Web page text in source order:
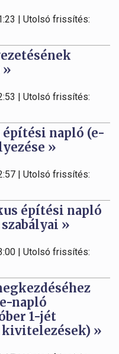
| Utolsó frissítés:
»
| Utolsó frissítés:
építési napló (e-
»
| Utolsó frissítés:
építési napló
»
| Utolsó frissítés:
napló
1-jét
»